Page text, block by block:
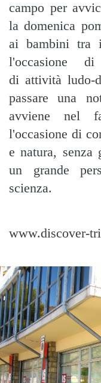
campo per
la domenica
ai bambini
l'occasione
di attività ludo-
passare una
avviene nel
l'occasione di
e natura,
un grande
scienza.
www.discover-